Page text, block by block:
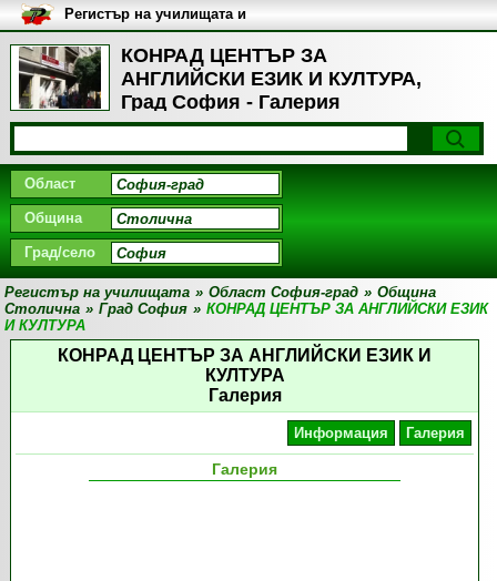
КОНРАД ЦЕНТЪР ЗА
АНГЛИЙСКИ ЕЗИК И КУЛТУРА,
Град София - Галерия
Регистър на училищата и
университетите в България
Област
Община
Град/село
Регистър на училищата » Област София-град » Община
Столична » Град София » КОНРАД ЦЕНТЪР ЗА АНГЛИЙСКИ ЕЗИК
И КУЛТУРА
КОНРАД ЦЕНТЪР ЗА АНГЛИЙСКИ ЕЗИК И
КУЛТУРА
Галерия
Информация Галерия
Галерия